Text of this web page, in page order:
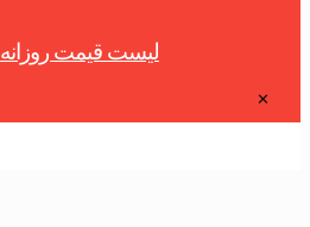
لیست قیمت روزانه
✕